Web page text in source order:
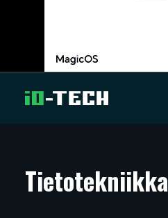
ARTIKKELIT
Tietotekniikka